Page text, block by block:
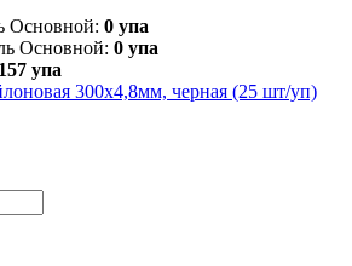
Основной: 0 упа
Основной: 0 упа
157 упа
300x4,8мм, черная (25 шт/уп)